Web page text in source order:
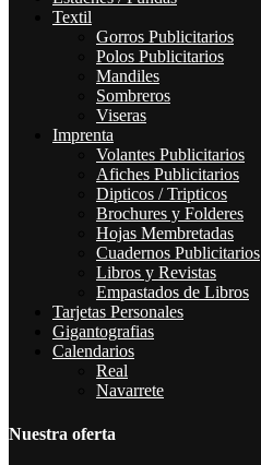
Textil
Gorros Publicitarios
Polos Publicitarios
Mandiles
Sombreros
Viseras
Imprenta
Volantes Publicitarios
Afiches Publicitarios
Dipticos / Tripticos
Brochures y Folderes
Hojas Membretadas
Cuadernos Publicitarios
Libros y Revistas
Empastados de Libros
Tarjetas Personales
Gigantografias
Calendarios
Real
Navarrete
Nuestra oferta